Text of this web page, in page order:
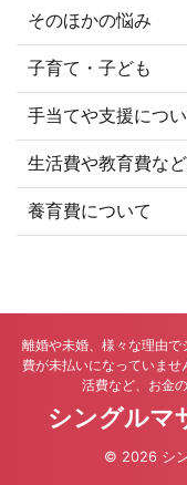
します。こちらの法律事務
は、離婚問題や養育費請求
い弁護士が、あなたに代わ
そのほかの悩み
子育て・子ども
手当てや支援につ
生活費や教育費な
養育費について
離婚や未婚、様々な理由
費が未払いになっていま
活費など、お金
シングルマ
© 2026 シ